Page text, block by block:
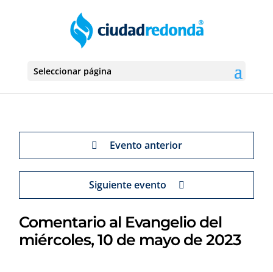
Seleccionar página
Evento anterior
Siguiente evento
Comentario al Evangelio del
miércoles, 10 de mayo de 2023